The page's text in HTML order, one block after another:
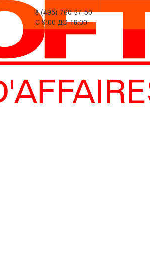
8 (495) 760-67-50
С 9:00 ДО 18:00